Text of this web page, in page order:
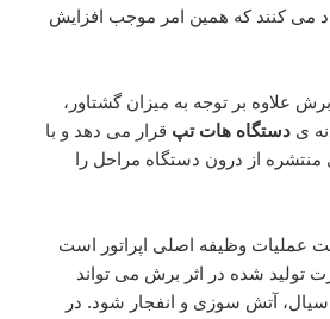
می کنند که همین امر موجب افزایش
علاوه بر توجه به میزان گشتاور،
یدستگاه هات تپ قرار می دهد و با
از درون دستگاه مراحل را
عملیات وظیفه اصلی اپراتور است
تولید شده در اثر برش می تواند
آتش سوزی و انفجار شود. در